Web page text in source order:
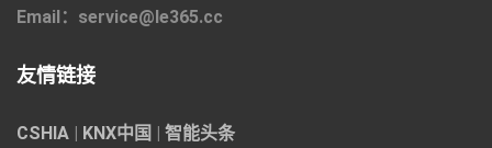
Email：service@le365.cc
友情链接
CSHIA KNX中国
智能头条